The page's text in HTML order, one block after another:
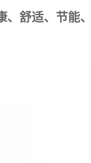
、舒适、节能